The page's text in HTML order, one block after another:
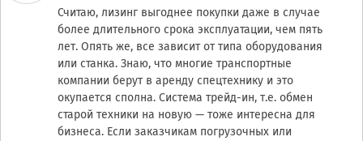
Считаю, лизинг выгоднее покупки даже в случае
более длительного срока эксплуатации, чем пять
лет. Опять же, все зависит от типа оборудования
или станка. Знаю, что многие транспортные
компании берут в аренду спецтехнику и это
окупается сполна. Система трейд-ин, т.е. обмен
старой техники на новую — тоже интересна для
бизнеса. Если заказчикам погрузочных или